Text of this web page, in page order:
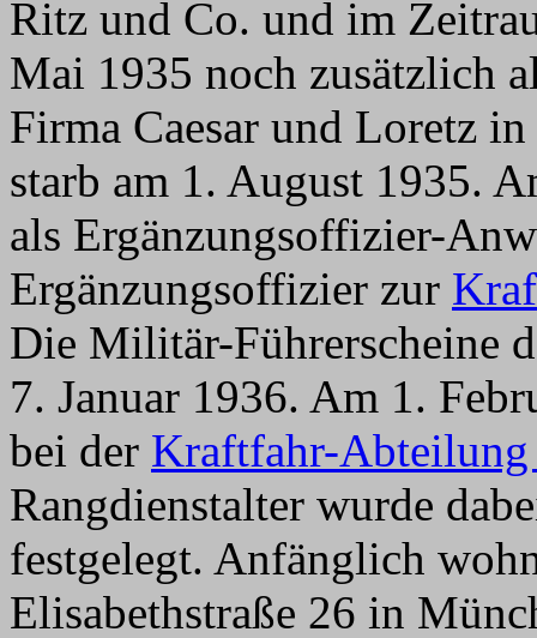
Ritz und Co. und im
Mai 1935 noch zusätzlich
Firma Caesar und Loretz
starb am 1. August 1935.
als Ergänzungsoffizier-
Ergänzungsoffizier zur
Die Militär-Führerscheine
7. Januar 1936. Am 1.
bei der Kraftfahr-
Rangdienstalter wurde
festgelegt. Anfänglich
Elisabethstraße 26 in